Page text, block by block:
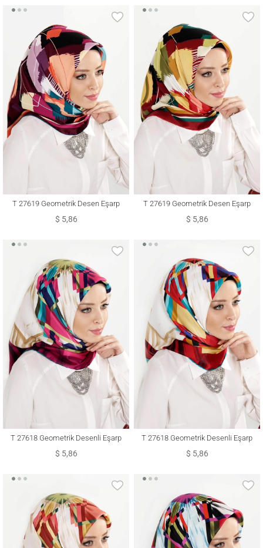
T 27619 Geometrik Desen Eşarp
$ 5,86
T 27619 Geometrik Desen Eşarp
$ 5,86
T 27618 Geometrik Desenli Eşarp
$ 5,86
T 27618 Geometrik Desenli Eşarp
$ 5,86